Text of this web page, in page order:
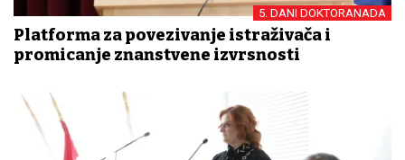
5. DANI DOKTORANADA
Platforma za povezivanje istraživača i
promicanje znanstvene izvrsnosti